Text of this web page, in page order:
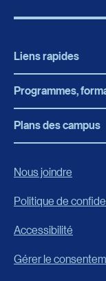
Liens rapides
Actualités
Bibliothèque
Boutique en ligne
Carrières
Événements
Fondation de
Programmes,
Programmes,
Plans des campus
Nous joindre
Politique de
Accessibilité
Gérer le